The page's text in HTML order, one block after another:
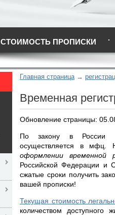
СТОИМОСТЬ ПРОПИСКИ
Главная страница
Временная
Обновление страницы:
По закону в России
осуществляется в
оформлении временной
Российской Федерации и
сжатые сроки получить
вашей прописки!
Текущая стоимость
количеством